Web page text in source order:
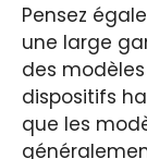
Pensez
une large
des
dispositifs
que les